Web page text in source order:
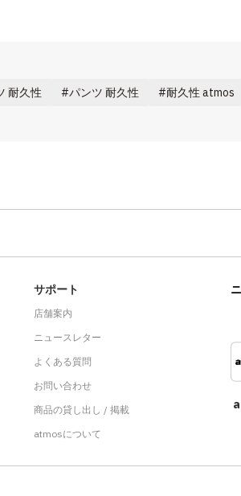
耐久性 パンツ 耐久性 耐久性 atmos
サポート
店舗案内
ニュースレター
よくある質問
お問い合わせ
商品の貸し出し / 掲載
atmosについて